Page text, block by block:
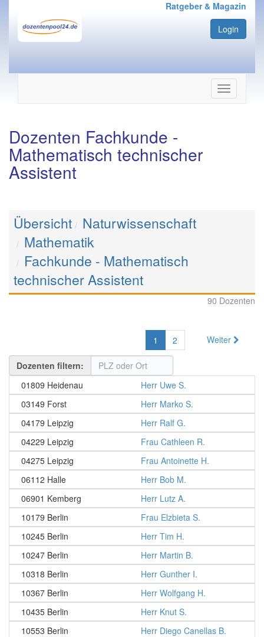
Ratgeber & Magazin
Login
Navigation
ein-/
Dozenten Fachkunde -
Mathematisch technischer
Assistent
Übersicht Naturwissenschaft
Mathematik
Fachkunde - Mathematisch
technischer Assistent
90 Dozenten
1 2 Weiter
Dozenten filtern:
01809 Heidenau
Herr Uwe S.
03149 Forst
Herr Marko S.
04179 Leipzig
Herr Ralf G.
04229 Leipzig
Frau Cathleen R.
04275 Leipzig
Frau Antoinette H.
06112 Halle
Herr Bob M.
06901 Kemberg
Herr Lutz A.
10179 Berlin
Frau Elzbieta S.
10245 Berlin
Herr Tim H.
10247 Berlin
Herr Martin B.
10318 Berlin
Herr Gunther I.
10367 Berlin
Herr Wolfgang H.
10435 Berlin
Herr Knut S.
10553 Berlin
Herr Diego Canellas B.